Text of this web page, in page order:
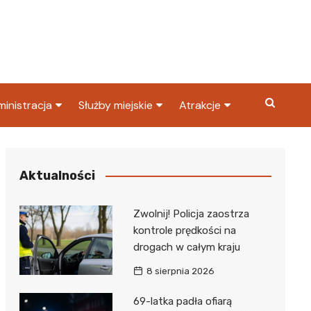
Skarbowy
Służby miejskie
Policja
Atrakcje
Aktualności
Zwolnij! Policja zaostrza
kontrole prędkości na
drogach w całym kraju
8 sierpnia 2026
69-latka padła ofiarą